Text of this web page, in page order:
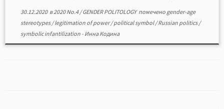
30.12.2020в2020 No.4/GENDER POLITOLOGYпомечено gender-age
stereotypes/legitimation of power/political symbol/Russian politics/
symbolic infantilization - Инна Кодина